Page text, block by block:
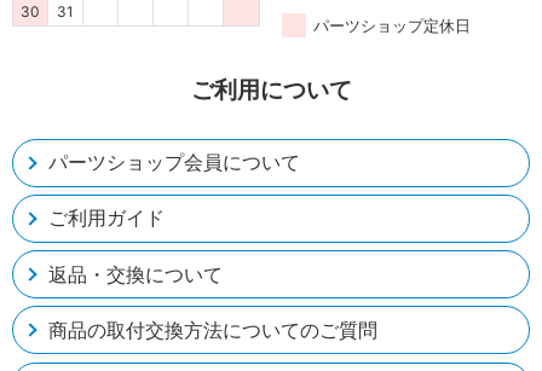
ご利用について
パーツショップ会員について
ご利用ガイド
返品・交換について
商品の取付交換方法についてのご質問
30
31
パーツショップ定休日